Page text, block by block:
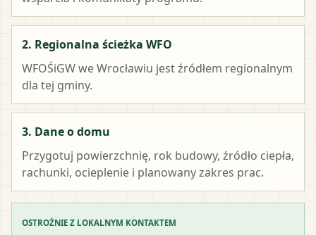
2. Regionalna ścieżka WFO
WFOŚiGW we Wrocławiu jest źródłem regionalnym
dla tej gminy.
3. Dane o domu
Przygotuj powierzchnię, rok budowy, źródło ciepła,
rachunki, ocieplenie i planowany zakres prac.
OSTROŻNIE Z LOKALNYM KONTAKTEM